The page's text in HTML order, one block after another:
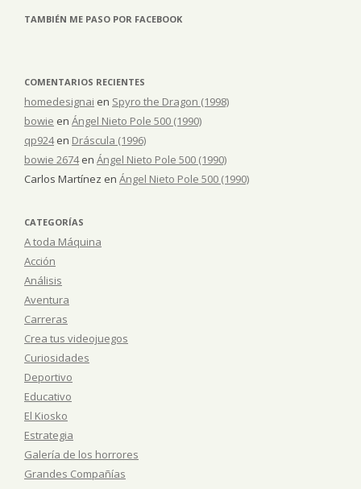
TAMBIÉN ME PASO POR FACEBOOK
COMENTARIOS RECIENTES
homedesignai en Spyro the Dragon (1998)
bowie en Ángel Nieto Pole 500 (1990)
qp924en Dráscula (1996)
bowie 2674en Ángel Nieto Pole 500 (1990)
Carlos Martínez en Ángel Nieto Pole 500 (1990)
CATEGORÍAS
A toda Máquina
Acción
Análisis
Aventura
Carreras
Crea tus videojuegos
Curiosidades
Deportivo
Educativo
El Kiosko
Estrategia
Galería de los horrores
Grandes Compañías